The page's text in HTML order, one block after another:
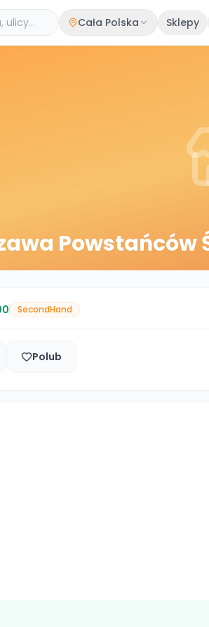
Cała Polska Sklepy
Powstańców
SecondHand
Polub